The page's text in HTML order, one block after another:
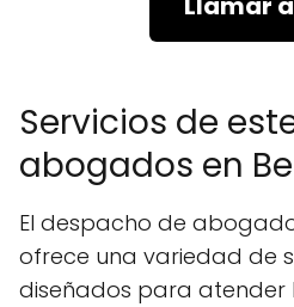
Servicios de
abogados en
El despacho de
ofrece una variedad de
diseñados para atender